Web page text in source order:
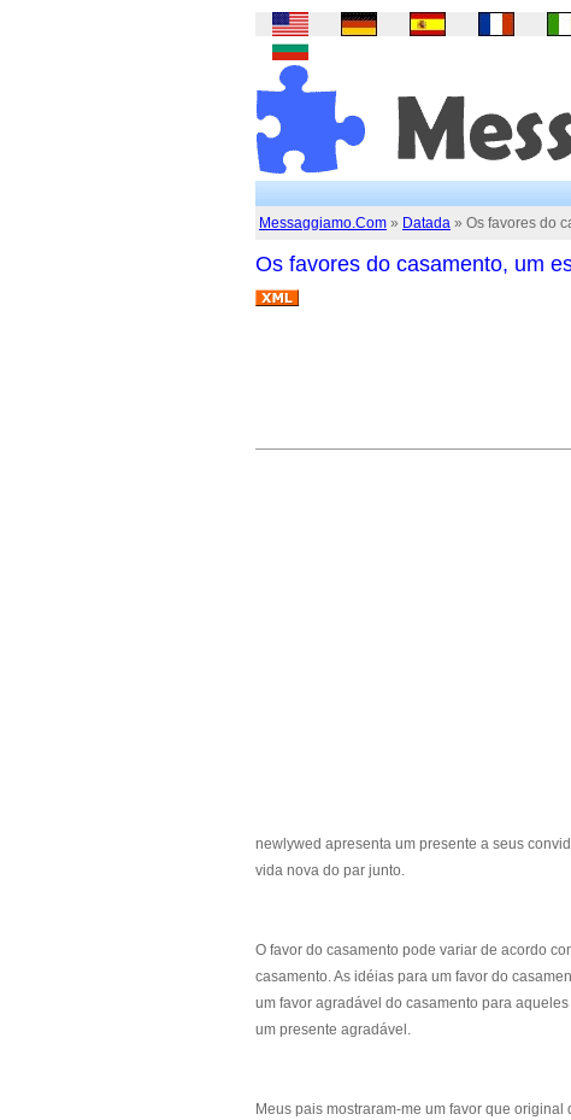
Messaggiamo.Com » Datada » Os favores do
Os favores do casamento, um
newlywed apresenta um presente a seus
vida nova do par junto.
O favor do casamento pode variar de acordo
casamento. As idéias para um favor do
um favor agradável do casamento para
um presente agradável.
Meus pais mostraram-me um favor que